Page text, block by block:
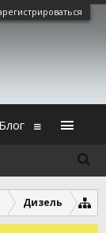
раздел Renault Megane 2Дизель
Блог